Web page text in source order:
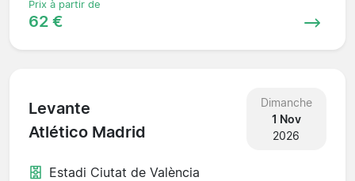
Prix à partir de
62 €
Levante
Atlético Madrid
Dimanche
1 Nov
2026
Estadi Ciutat de València